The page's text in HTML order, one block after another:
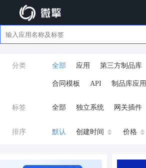
分类 全部 应用 第三方制品库
合同模板 API 制品库应用
标签 全部 独立系统 网关插件
商城系统 微信小程序
排序 默认 创建时间 价格